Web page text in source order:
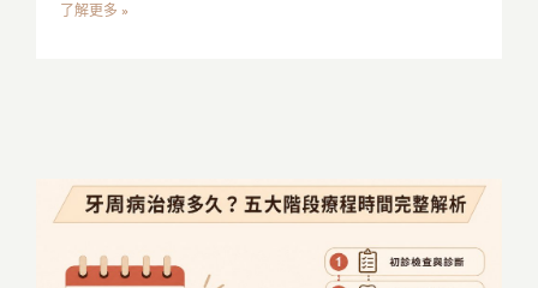
了解更多 »